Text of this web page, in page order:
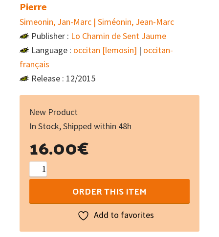
Pierre
Simeonin, Jan-Marc | Siméonin, Jean-Marc
Publisher : Lo Chamin de Sent Jaume
Language : occitan [lemosin] | occitan-
français
Release : 12/2015
New Product
In Stock, Shipped within 48h
16.00€
loup
ORDER THIS ITEM
Add to favorites